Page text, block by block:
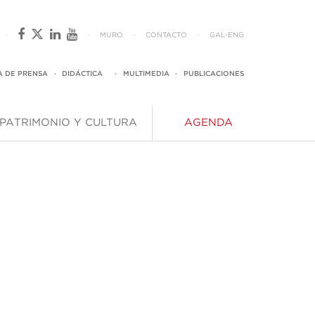
· · MURO · CONTACTO · GAL- ENG
DE PRENSA · DIDÁCTICA · MULTIMEDIA · PUBLICACIONES
PATRIMONIO Y CULTURA AGENDA